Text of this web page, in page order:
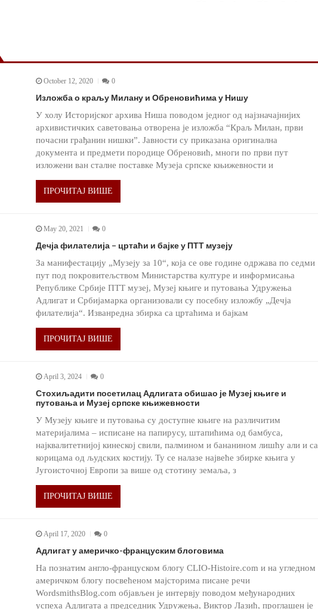
October 12, 2020 0
Изложба о краљу Милану и Обреновићима у Нишу
У холу Историјског архива Ниша поводом једног од најзначајнијих
архивистичких саветовања отворена је изложба “Краљ Милан, први
почасни грађанин нишки”. Јавности су приказана оригинална
документа и предмети породице Обреновић, многи по први пут
изложени ван сталне поставке Музеја српске књижевности и
ПРОЧИТАЈ ВИШЕ
May 20, 2021 0
Дечја филателија – цртаћи и бајке у ПТТ музеју
За манифестацију „Музеју за 10“, која се ове године одржава по седми
пут под покровитељством Министарства културе и информисања
Републике Србије ПТТ музеј, Музеј књиге и путовања Удружења
Адлигат и Србијамарка организовали су посебну изложбу „Дечја
филателија“. Изванредна збирка са цртаћима и бајкам
ПРОЧИТАЈ ВИШЕ
April 3, 2024 0
Стохиљадити посетилац Адлигатa обишао је Музеј књиге и
путовања и Музеј српске књижевности
У Музеју књиге и путовања су доступне књиге на различитим
материјалима – исписане на папирусу, штапићима од бамбуса,
најквалитетнијој кинеској свили, палмином и бананином лишћу али и са
корицама од људских костију. Ту се налазе највеће збирке књига у
Југоисточној Европи за више од стотину земаља, з
ПРОЧИТАЈ ВИШЕ
April 17, 2020 0
Адлигат у америчко-француским блоговима
На познатим англо-француском блогу CLIO-Histoire.com и на угледном
америчком блогу посвећеном мајсторима писане речи
WordsmithsBlog.com објављен је интервју поводом међународних
успеха Адлигата а председник Удружења, Виктор Лазић, проглашен је